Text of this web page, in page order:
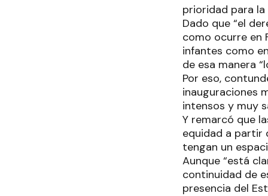
prioridad para
Dado que “el
como ocurre en
infantes como
de esa manera
Por eso,
inauguraciones
intensos y muy
Y remarcó que
equidad a partir
tengan un
Aunque “está
continuidad de
presencia del